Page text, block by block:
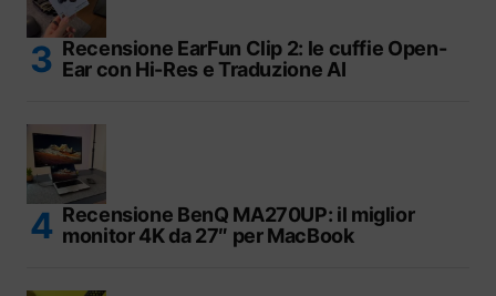
Recensione EarFun Clip 2: le cuffie Open-
Ear con Hi-Res e Traduzione AI
Recensione BenQ MA270UP: il miglior
monitor 4K da 27″ per MacBook